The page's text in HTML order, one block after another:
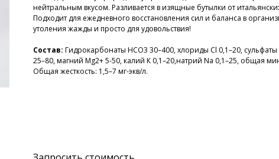
нейтральным вкусом. Разливается в изящные бутылки от
Подходит для ежедневного восстановления сил и баланса в
утоления жажды и просто для удовольствия!
Состав: Гидрокарбонаты НСО3 30–400, хлориды Cl 0,1–20, сульфаты
25–80, магний Mg2+ 5-50, калий К 0,1–20,натрий Na 0,1–25, общая
Общая жесткость: 1,5–7 мг-экв/л.